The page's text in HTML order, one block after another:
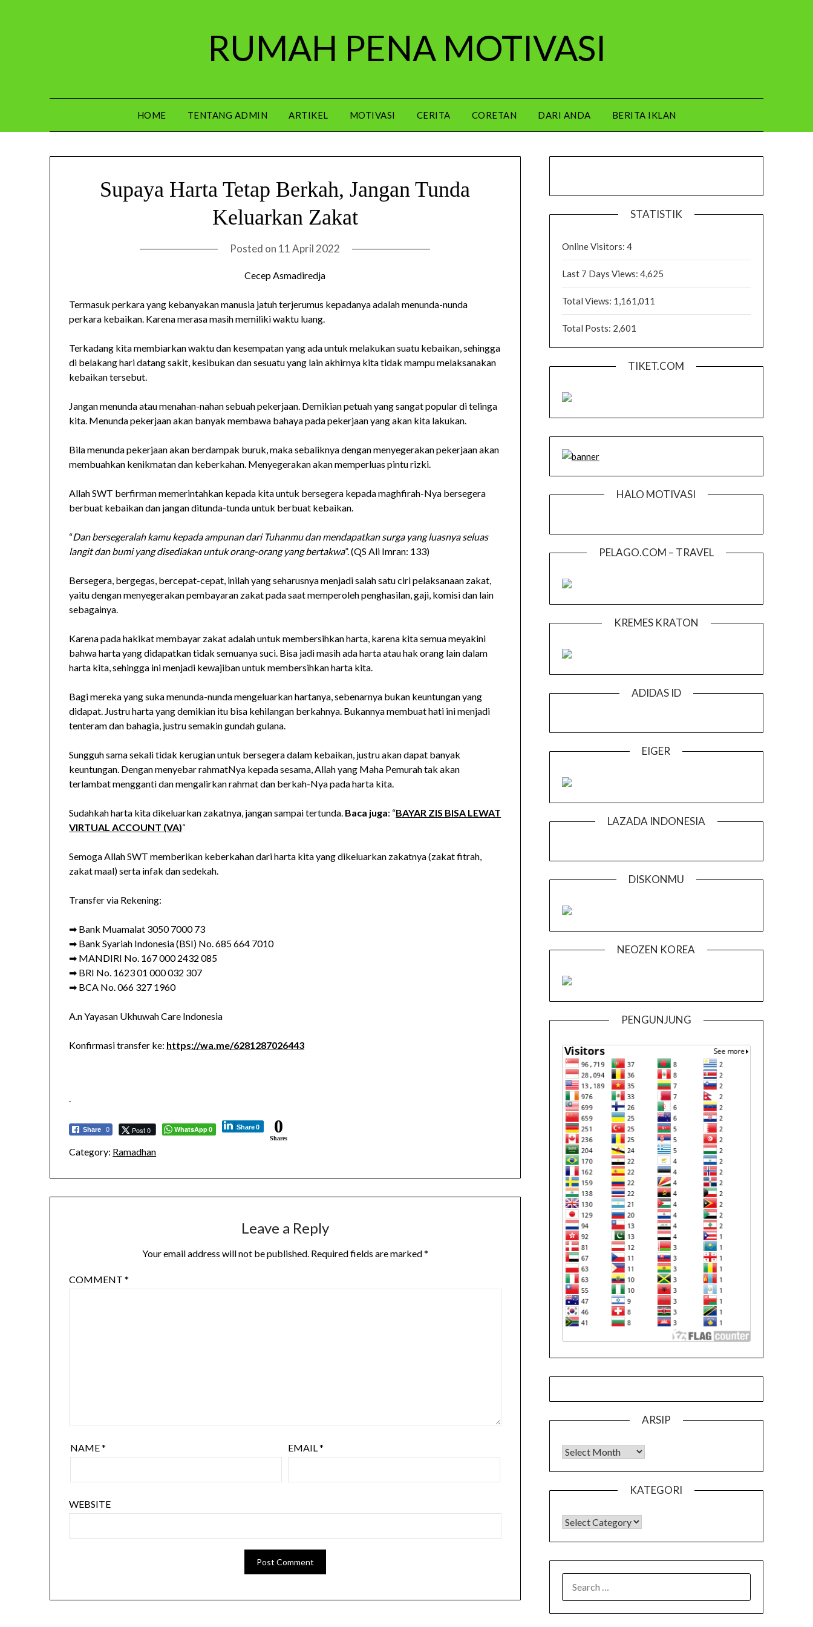
RUMAH PENA MOTIVASI
HOME TENTANG ADMIN ARTIKEL MOTIVASI CERITA CORETAN DARI ANDA BERITA IKLAN
Supaya Harta Tetap Berkah, Jangan Tunda
Keluarkan Zakat
Posted on 11 April 2022
Cecep Asmadiredja
Termasuk perkara yang kebanyakan manusia jatuh terjerumus kepadanya adalah menunda-nunda
perkara kebaikan. Karena merasa masih memiliki waktu luang.
Terkadang kita membiarkan waktu dan kesempatan yang ada untuk melakukan suatu kebaikan, sehingga
di belakang hari datang sakit, kesibukan dan sesuatu yang lain akhirnya kita tidak mampu melaksanakan
kebaikan tersebut.
Jangan menunda atau menahan-nahan sebuah pekerjaan. Demikian petuah yang sangat popular di telinga
kita. Menunda pekerjaan akan banyak membawa bahaya pada pekerjaan yang akan kita lakukan.
Bila menunda pekerjaan akan berdampak buruk, maka sebaliknya dengan menyegerakan pekerjaan akan
membuahkan kenikmatan dan keberkahan. Menyegerakan akan memperluas pintu rizki.
Allah SWT berfirman memerintahkan kepada kita untuk bersegera kepada maghfirah-Nya bersegera
berbuat kebaikan dan jangan ditunda-tunda untuk berbuat kebaikan.
“Dan bersegeralah kamu kepada ampunan dari Tuhanmu dan mendapatkan surga yang luasnya seluas
langit dan bumi yang disediakan untuk orang-orang yang bertakwa”. (QS Ali Imran: 133)
Bersegera, bergegas, bercepat-cepat, inilah yang seharusnya menjadi salah satu ciri pelaksanaan zakat,
yaitu dengan menyegerakan pembayaran zakat pada saat memperoleh penghasilan, gaji, komisi dan lain
sebagainya.
Karena pada hakikat membayar zakat adalah untuk membersihkan harta, karena kita semua meyakini
bahwa harta yang didapatkan tidak semuanya suci. Bisa jadi masih ada harta atau hak orang lain dalam
harta kita, sehingga ini menjadi kewajiban untuk membersihkan harta kita.
Bagi mereka yang suka menunda-nunda mengeluarkan hartanya, sebenarnya bukan keuntungan yang
didapat. Justru harta yang demikian itu bisa kehilangan berkahnya. Bukannya membuat hati ini menjadi
tenteram dan bahagia, justru semakin gundah gulana.
Sungguh sama sekali tidak kerugian untuk bersegera dalam kebaikan, justru akan dapat banyak
keuntungan. Dengan menyebar rahmatNya kepada sesama, Allah yang Maha Pemurah tak akan
terlambat mengganti dan mengalirkan rahmat dan berkah-Nya pada harta kita.
Sudahkah harta kita dikeluarkan zakatnya, jangan sampai tertunda. Baca juga: “BAYAR ZIS BISA LEWAT
VIRTUAL ACCOUNT (VA)“
Semoga Allah SWT memberikan keberkahan dari harta kita yang dikeluarkan zakatnya (zakat fitrah,
zakat maal) serta infak dan sedekah.
Transfer via Rekening:
➡ Bank Muamalat 3050 7000 73
➡ Bank Syariah Indonesia (BSI) No. 685 664 7010
➡ MANDIRI No. 167 000 2432 085
➡ BRI No. 1623 01 000 032 307
➡ BCA No. 066 327 1960
A.n Yayasan Ukhuwah Care Indonesia
Konfirmasi transfer ke: https://wa.me/6281287026443
.
Share 0 Post 0 WhatsApp0 Share0 0
Shares
Category: Ramadhan
Leave a Reply
Your email address will not be published. Required fields are marked*
COMMENT*
NAME* EMAIL*
WEBSITE
STATISTIK
Online Visitors: 4
Last 7 Days Views: 4,625
Total Views: 1,161,011
Total Posts: 2,601
TIKET.COM
HALO MOTIVASI
PELAGO.COM – TRAVEL
KREMES KRATON
ADIDAS ID
EIGER
LAZADA INDONESIA
DISKONMU
NEOZEN KOREA
PENGUNJUNG
ARSIP
Arsip
KATEGORI
KATEGORI
FOR: